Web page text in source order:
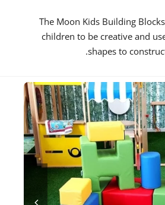
The Moon Kids Building
children to be creative and
shapes to